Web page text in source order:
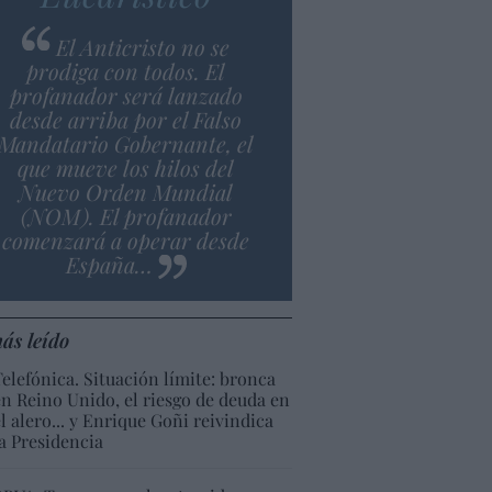
El Anticristo no se
prodiga con todos. El
profanador será lanzado
desde arriba por el Falso
Gobernante, el
que mueve los hilos del
Nuevo Orden Mundial
(NOM). El profanador
comenzará a operar desde
España…
leído
Situación límite: bronca
Reino Unido, el riesgo de deuda en
alero... y Enrique Goñi reivindica
Presidencia